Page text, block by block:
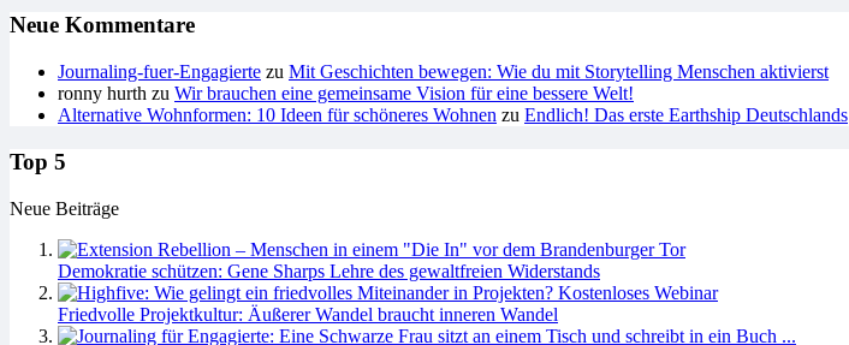
Neue Kommentare
Journaling-fuer-Engagierte zu Mit Geschichten bewegen: Wie du mit Storytelling Menschen aktivierst
ronny hurth zu Wir brauchen eine gemeinsame Vision für eine bessere Welt!
Alternative Wohnformen: 10 Ideen für schöneres Wohnen zu Endlich! Das erste Earthship Deutschlands
Top 5
Neue Beiträge
Demokratie schützen: Gene Sharps Lehre des gewaltfreien Widerstands
Friedvolle Projektkultur: Äußerer Wandel braucht inneren Wandel